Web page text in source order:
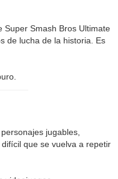
Super Smash Bros Ultimate
de lucha de la historia. Es
jugables,
que se vuelva a repetir